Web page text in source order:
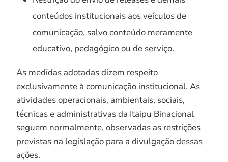
conteúdos institucionais aos veículos de
comunicação, salvo conteúdo meramente
educativo, pedagógico ou de serviço.
As medidas adotadas dizem respeito
exclusivamente à comunicação institucional. As
atividades operacionais, ambientais, sociais,
técnicas e administrativas da Itaipu Binacional
seguem normalmente, observadas as restrições
previstas na legislação para a divulgação dessas
ações.